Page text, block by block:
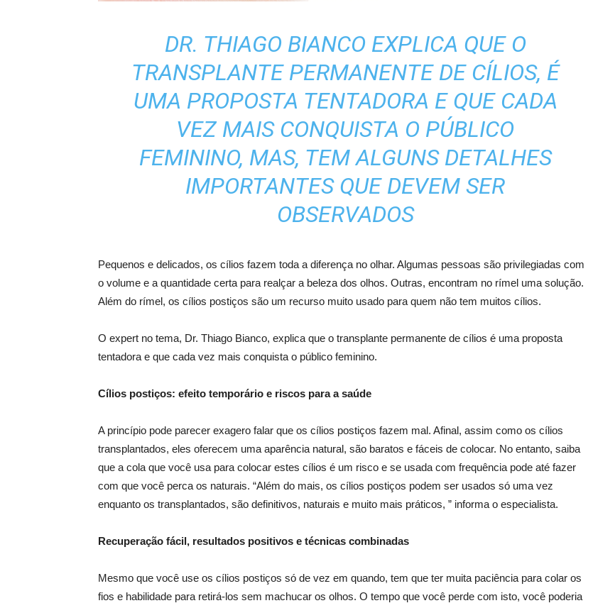
DR. THIAGO BIANCO EXPLICA QUE O
TRANSPLANTE PERMANENTE DE CÍLIOS, É
UMA PROPOSTA TENTADORA E QUE CADA
VEZ MAIS CONQUISTA O PÚBLICO
FEMININO, MAS, TEM ALGUNS DETALHES
IMPORTANTES QUE DEVEM SER
OBSERVADOS
Pequenos e delicados, os cílios fazem toda a diferença no olhar. Algumas pessoas são privilegiadas com
o volume e a quantidade certa para realçar a beleza dos olhos. Outras, encontram no rímel uma solução.
Além do rímel, os cílios postiços são um recurso muito usado para quem não tem muitos cílios.
O expert no tema, Dr. Thiago Bianco, explica que o transplante permanente de cílios é uma proposta
tentadora e que cada vez mais conquista o público feminino.
Cílios postiços: efeito temporário e riscos para a saúde
A princípio pode parecer exagero falar que os cílios postiços fazem mal. Afinal, assim como os cílios
transplantados, eles oferecem uma aparência natural, são baratos e fáceis de colocar. No entanto, saiba
que a cola que você usa para colocar estes cílios é um risco e se usada com frequência pode até fazer
com que você perca os naturais. “Além do mais, os cílios postiços podem ser usados só uma vez
enquanto os transplantados, são definitivos, naturais e muito mais práticos, ” informa o especialista.
Recuperação fácil, resultados positivos e técnicas combinadas
Mesmo que você use os cílios postiços só de vez em quando, tem que ter muita paciência para colar os
fios e habilidade para retirá-los sem machucar os olhos. O tempo que você perde com isto, você poderia